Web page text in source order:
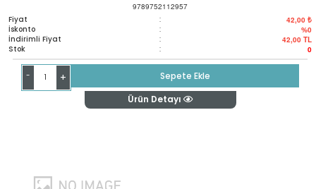
9789752112957
Fiyat : 42,00 ₺
İskonto : %0
İndirimli Fiyat : 42,00 TL
Stok : 0
- +
Sepete Ekle
Ürün Detayı